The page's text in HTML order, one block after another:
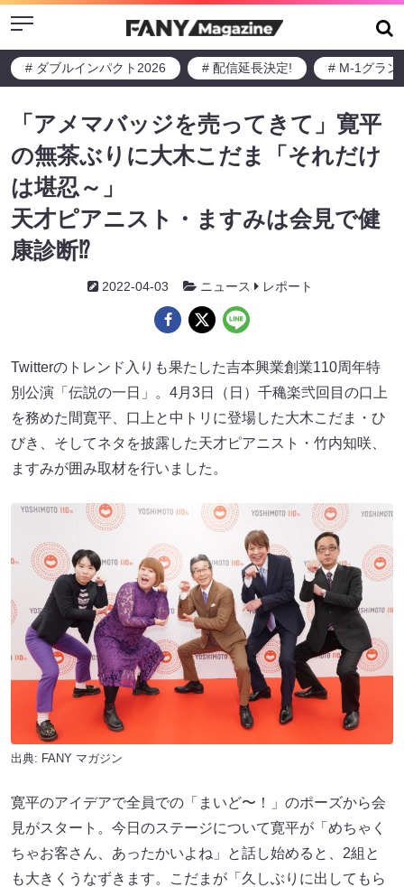
Menu
# ダブルインパクト2026 # 配信延長決定! # M-1グラン
「アメマバッジを売ってきて」寛平
の無茶ぶりに大木こだま「それだけ
は堪忍～」
天才ピアニスト・ますみは会見で健
康診断⁉
2022-04-03 ニュース レポート
Twitterのトレンド入りも果たした吉本興業創業110周年特
別公演「伝説の一日」。4月3日（日）千穐楽弐回目の口上
を務めた間寛平、口上と中トリに登場した大木こだま・ひ
びき、そしてネタを披露した天才ピアニスト・竹内知咲、
ますみが囲み取材を行いました。
出典: FANY マガジン
寛平のアイデアで全員での「まいど〜！」のポーズから会
見がスタート。今日のステージについて寛平が「めちゃく
ちゃお客さん、あったかいよね」と話し始めると、2組と
も大きくうなずきます。こだまが「久しぶりに出してもら